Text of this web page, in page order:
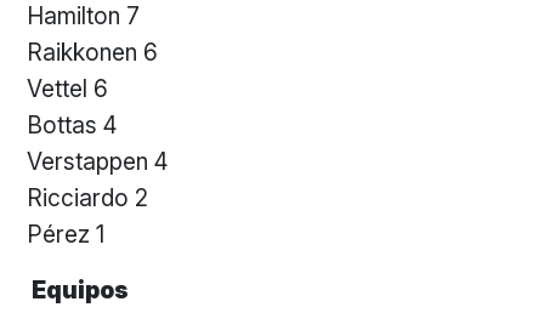
Hamilton 7
Raikkonen 6
Vettel 6
Bottas 4
Verstappen 4
Ricciardo 2
Pérez 1
Equipos